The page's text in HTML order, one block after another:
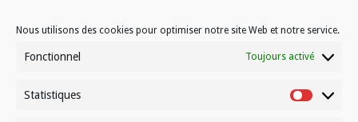
Nous utilisons des cookies pour optimiser notre site Web et notre service.
Fonctionnel Toujours activé
Statistiques
Contactez-nous